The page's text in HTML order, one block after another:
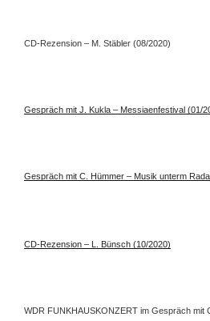
CD-Rezension – M. Stäbler (08/2020)
Gespräch mit J. Kukla – Messiaenfestival (01/
Gespräch mit C. Hümmer – Musik unterm
CD-Rezension – L. Bünsch (10/2020)
WDR FUNKHAUSKONZERT im Gespräch mit